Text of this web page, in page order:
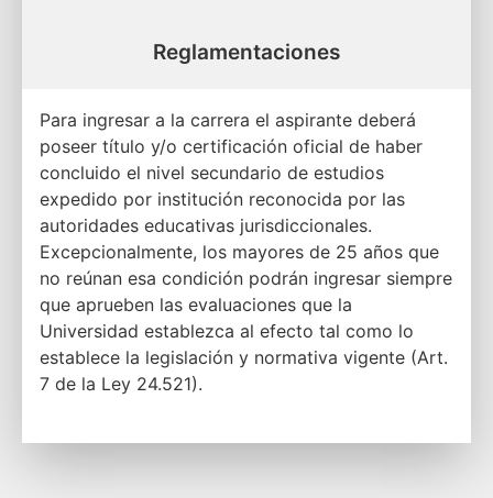
Reglamentaciones
Para ingresar a la carrera el aspirante deberá
poseer título y/o certificación oficial de haber
concluido el nivel secundario de estudios
expedido por institución reconocida por las
autoridades educativas jurisdiccionales.
Excepcionalmente, los mayores de 25 años que
no reúnan esa condición podrán ingresar siempre
que aprueben las evaluaciones que la
Universidad establezca al efecto tal como lo
establece la legislación y normativa vigente (Art.
7 de la Ley 24.521).